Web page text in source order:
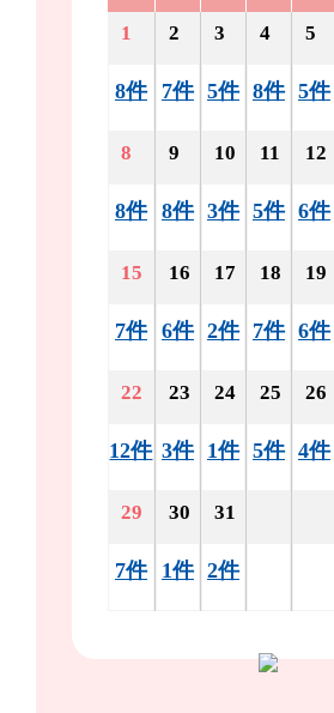
1
8件
2
7件
3
5件
4
8件
5
5件
8
8件
9
8件
10
3件
11
5件
12
6件
15
7件
16
6件
17
2件
18
7件
19
6件
22
12件
23
3件
24
1件
25
5件
26
4件
29
7件
30
1件
31
2件